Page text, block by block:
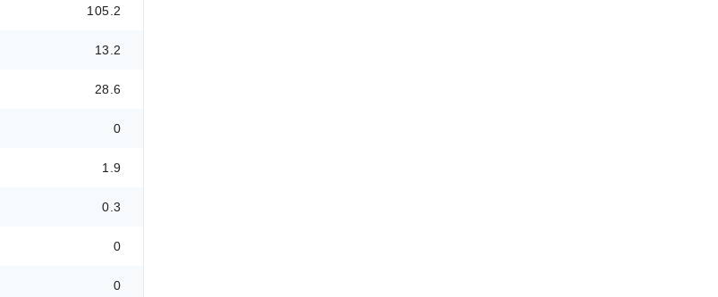
105.2
13.2
28.6
0
1.9
0.3
0
0